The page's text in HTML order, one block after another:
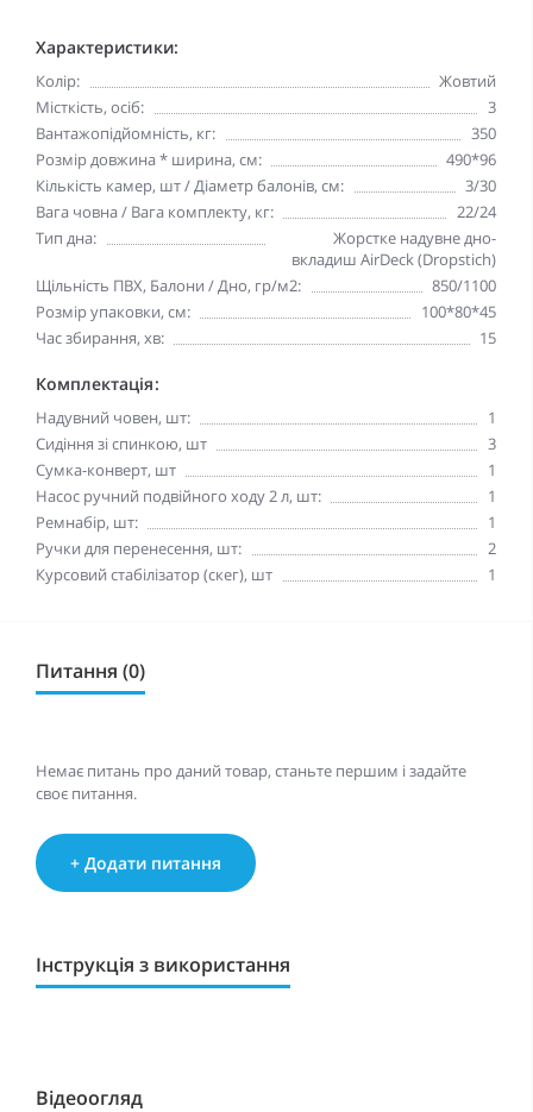
Характеристики:
Колір:
Жовтий
Місткість, осіб:
3
Вантажопідйомність, кг:
350
Розмір довжина * ширина, см:
490*96
Кількість камер, шт / Діаметр балонів, см:
3/30
Вага човна / Вага комплекту, кг:
22/24
Тип дна:
Жорстке надувне дно-
вкладиш AirDeck (Dropstich)
Щільність ПВХ, Балони / Дно, гр/м2:
850/1100
Розмір упаковки, см:
100*80*45
Час збирання, хв:
15
Комплектація:
Надувний човен, шт:
1
Сидіння зі спинкою, шт
3
Сумка-конверт, шт
1
Насос ручний подвійного ходу 2 л, шт:
1
Ремнабір, шт:
1
Ручки для перенесення, шт:
2
Курсовий стабілізатор (скег), шт
1
Питання (0)
Немає питань про даний товар, станьте першим і задайте
своє питання.
+ Додати питання
Інструкція з використання
Відеоогляд